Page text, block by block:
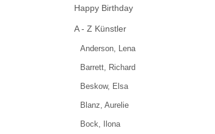
Happy Birthday
A - Z Künstler
Anderson, Lena
Barrett, Richard
Beskow, Elsa
Blanz, Aurelie
Bock, Ilona